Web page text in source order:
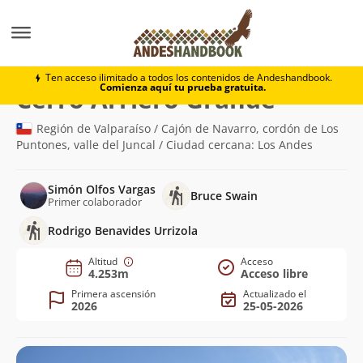
Ten acceso ilimitado a todos los contenidos de Andeshandbook.
Comienza aquí tu prueba gratuita.
Cerro Arriero Grande
Cerro Arriero Grande
Región de Valparaíso / Cajón de Navarro, cordón de Los
Puntones, valle del Juncal / Ciudad cercana: Los Andes
Simón Olfos Vargas
Primer colaborador Bruce Swain
Rodrigo Benavides Urrizola
Altitud
4.253m
Acceso
Acceso libre
Primera ascensión
2026
Actualizado el
25-05-2026